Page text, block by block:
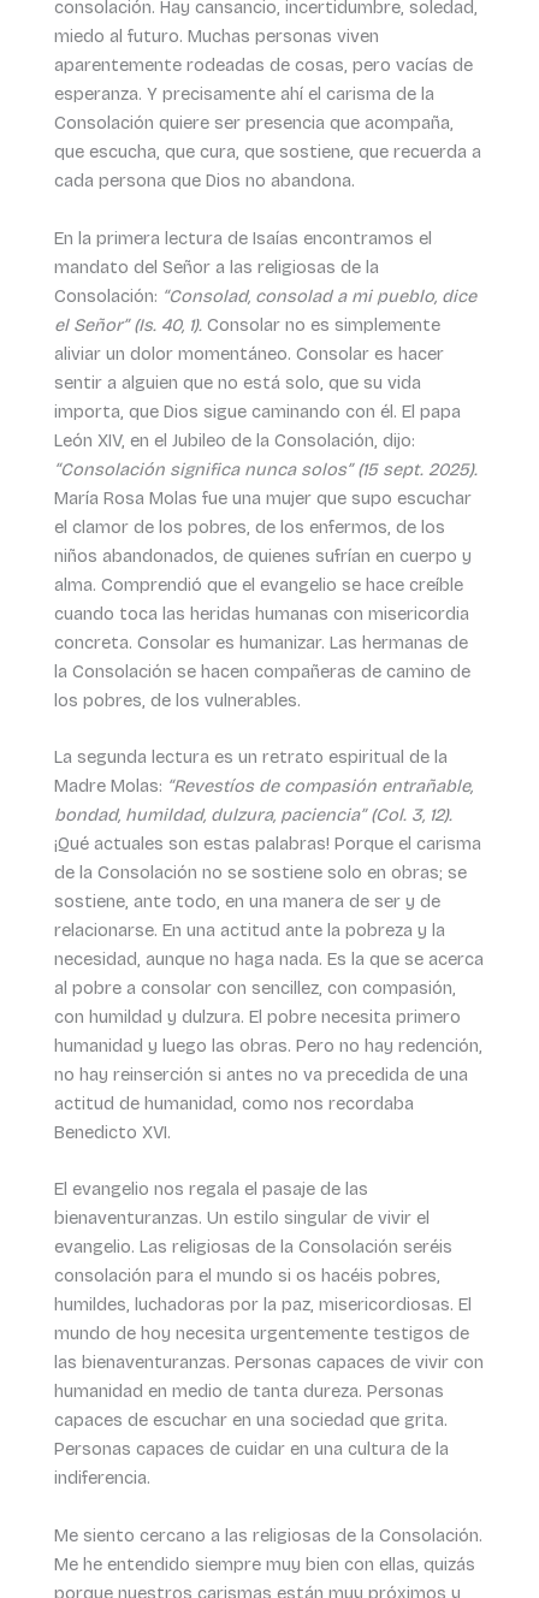
consolación. Hay cansancio, incertidumbre, soledad,
miedo al futuro. Muchas personas viven
aparentemente rodeadas de cosas, pero vacías de
esperanza. Y precisamente ahí el carisma de la
Consolación quiere ser presencia que acompaña,
que escucha, que cura, que sostiene, que recuerda a
cada persona que Dios no abandona.
En la primera lectura de Isaías encontramos el
mandato del Señor a las religiosas de la
Consolación: “Consolad, consolad a mi pueblo, dice
el Señor” (Is. 40, 1). Consolar no es simplemente
aliviar un dolor momentáneo. Consolar es hacer
sentir a alguien que no está solo, que su vida
importa, que Dios sigue caminando con él. El papa
León XIV, en el Jubileo de la Consolación, dijo:
“Consolación significa nunca solos” (15 sept. 2025).
María Rosa Molas fue una mujer que supo escuchar
el clamor de los pobres, de los enfermos, de los
niños abandonados, de quienes sufrían en cuerpo y
alma. Comprendió que el evangelio se hace creíble
cuando toca las heridas humanas con misericordia
concreta. Consolar es humanizar. Las hermanas de
la Consolación se hacen compañeras de camino de
los pobres, de los vulnerables.
La segunda lectura es un retrato espiritual de la
Madre Molas: “Revestíos de compasión entrañable,
bondad, humildad, dulzura, paciencia” (Col. 3, 12).
¡Qué actuales son estas palabras! Porque el carisma
de la Consolación no se sostiene solo en obras; se
sostiene, ante todo, en una manera de ser y de
relacionarse. En una actitud ante la pobreza y la
necesidad, aunque no haga nada. Es la que se acerca
al pobre a consolar con sencillez, con compasión,
con humildad y dulzura. El pobre necesita primero
humanidad y luego las obras. Pero no hay redención,
no hay reinserción si antes no va precedida de una
actitud de humanidad, como nos recordaba
Benedicto XVI.
El evangelio nos regala el pasaje de las
bienaventuranzas. Un estilo singular de vivir el
evangelio. Las religiosas de la Consolación seréis
consolación para el mundo si os hacéis pobres,
humildes, luchadoras por la paz, misericordiosas. El
mundo de hoy necesita urgentemente testigos de
las bienaventuranzas. Personas capaces de vivir con
humanidad en medio de tanta dureza. Personas
capaces de escuchar en una sociedad que grita.
Personas capaces de cuidar en una cultura de la
indiferencia.
Me siento cercano a las religiosas de la Consolación.
Me he entendido siempre muy bien con ellas, quizás
porque nuestros carismas están muy próximos y